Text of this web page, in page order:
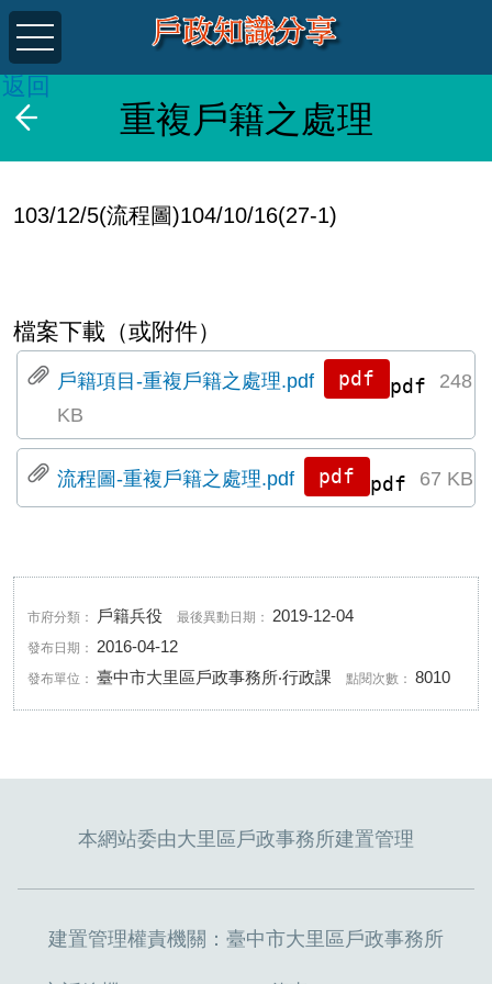
重複戶籍之處理
返回
103/12/5(流程圖)104/10/16(27-1)
檔案下載（或附件）
戶籍項目-重複戶籍之處理.pdf pdf
248
KB
流程圖-重複戶籍之處理.pdf pdf 67 KB
市府分類： 戶籍兵役 最後異動日期： 2019-12-04
發布日期： 2016-04-12
發布單位： 臺中市大里區戶政事務所‧行政課 點閱次數： 8010
本網站委由大里區戶政事務所建置管理
建置管理權責機關：臺中市大里區戶政事務所